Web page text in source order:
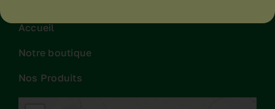
Accueil
Notre boutique
Nos Produits